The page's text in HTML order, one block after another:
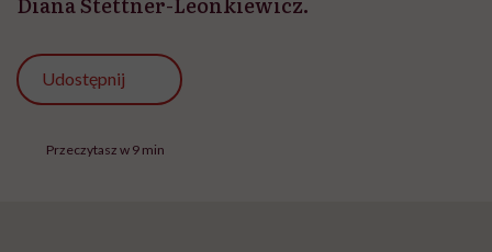
Udostępnij
Przeczytasz w 9 min